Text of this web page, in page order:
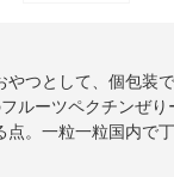
つとして、個包装
ルーツペクチンぜり
。一粒一粒国内で